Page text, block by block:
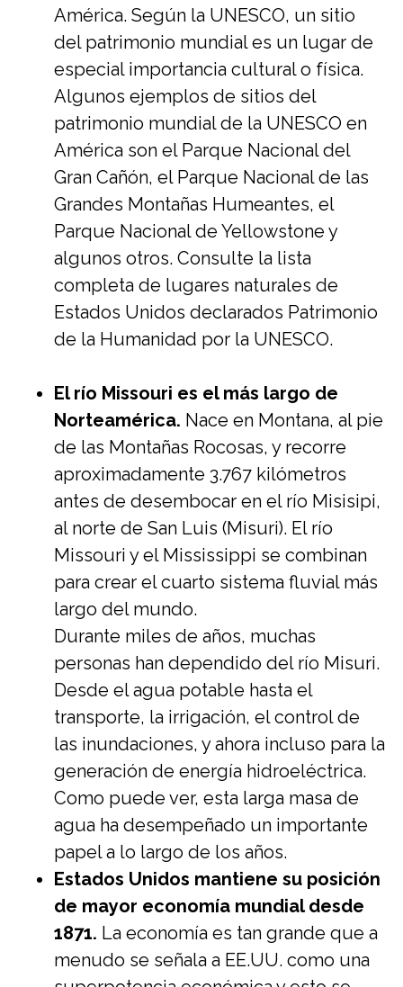
América. Según la UNESCO, un sitio
del patrimonio mundial es un lugar de
especial importancia cultural o física.
Algunos ejemplos de sitios del
patrimonio mundial de la UNESCO en
América son el Parque Nacional del
Gran Cañón, el Parque Nacional de las
Grandes Montañas Humeantes, el
Parque Nacional de Yellowstone y
algunos otros. Consulte la lista
completa de lugares naturales de
Estados Unidos declarados Patrimonio
de la Humanidad por la UNESCO.
El río Missouri es el más largo de
Norteamérica. Nace en Montana, al pie
de las Montañas Rocosas, y recorre
aproximadamente 3.767 kilómetros
antes de desembocar en el río Misisipi,
al norte de San Luis (Misuri). El río
Missouri y el Mississippi se combinan
para crear el cuarto sistema fluvial más
largo del mundo.
Durante miles de años, muchas
personas han dependido del río Misuri.
Desde el agua potable hasta el
transporte, la irrigación, el control de
las inundaciones, y ahora incluso para la
generación de energía hidroeléctrica.
Como puede ver, esta larga masa de
agua ha desempeñado un importante
papel a lo largo de los años.
Estados Unidos mantiene su posición
de mayor economía mundial desde
1871. La economía es tan grande que a
menudo se señala a EE.UU. como una